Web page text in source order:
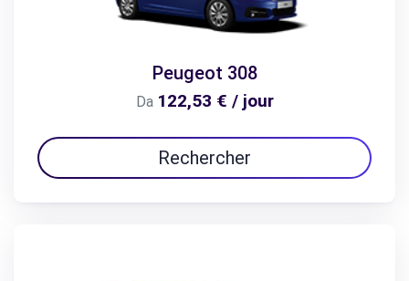
Peugeot 308
Da 122,53 € / jour
Rechercher